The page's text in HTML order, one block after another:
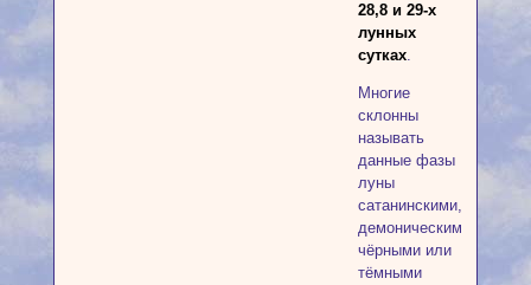
28,8 и 29-х
лунных
сутках.
Многие
склонны
называть
данные фазы
луны
сатанинскими,
демоническими,
чёрными или
тёмными